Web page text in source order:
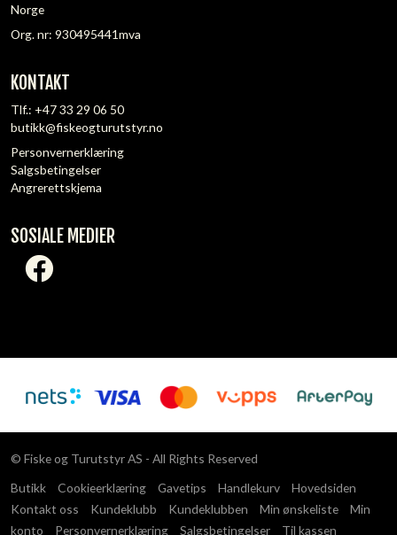
Norge
Org. nr: 930495441mva
KONTAKT
Tlf.: +47 33 29 06 50
butikk@fiskeogturutstyr.no
Personvernerklæring
Salgsbetingelser
Angrerettskjema
SOSIALE MEDIER
© Fiske og Turutstyr AS - All Rights Reserved
Butikk
Cookieerklæring Gavetips Handlekurv
Hovedsiden
Kontakt oss
Kundeklubb Kundeklubben Min ønskeliste
Min
konto
Personvernerklæring Salgsbetingelser Til kassen